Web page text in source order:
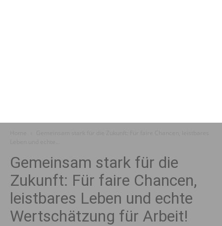
Gemeinsam stark für die
Zukunft: Für faire Chancen,
leistbares Leben und echte
Wertschätzung für Arbeit!